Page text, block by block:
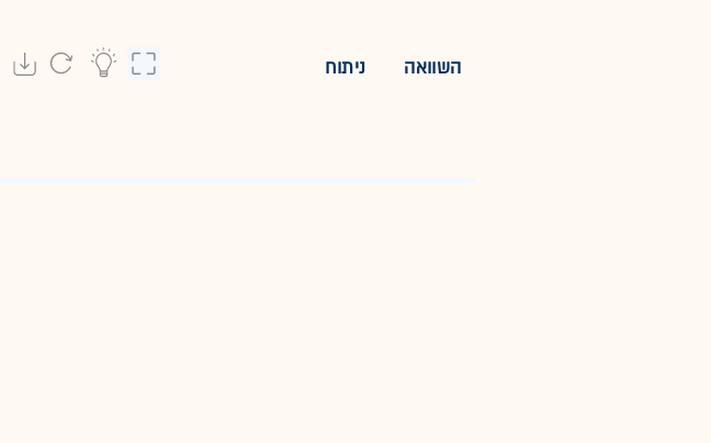
השוואה ניתוח